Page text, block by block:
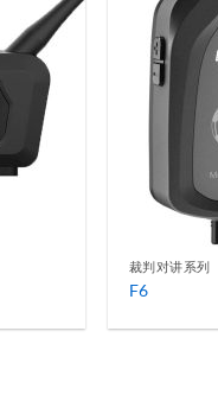
裁判对讲系列
F6